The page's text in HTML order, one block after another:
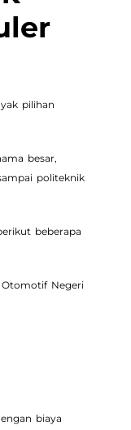
pilihan
besar,
politeknik
beberapa
Otomotif Negeri
biaya